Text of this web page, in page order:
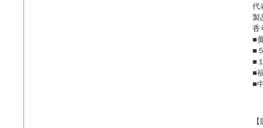
代
製
香
■
■
■
■
■